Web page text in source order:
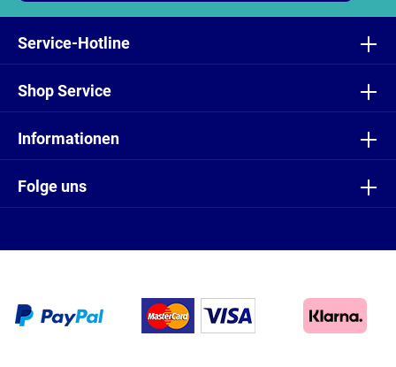
Ich habe dieDatenschutzbestimmungenzur Kenntnis
einverstanden.
Folge uns
Service-Hotline
Shop Service
Informationen